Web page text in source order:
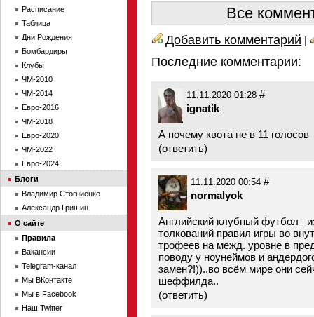
Все
Добавить комментарий |
Последние комментарии:
11.11.2020 01:28 #
ignatik
А почему квота не в 11 голосов
(ответить)
11.11.2020 00:54 #
normalyok
Английский клубный футбол_
толкований правил игры во
трофеев на межд. уровне в
поводу у ноунеймов и
замен?!))..во всём мире они
шеффилда..
(ответить)
Расписание
Таблица
Дни Рождения
Бомбардиры
Клубы
ЧМ-2010
ЧМ-2014
Евро-2016
ЧМ-2018
Евро-2020
ЧМ-2022
Евро-2024
Блоги
Владимир Стогниенко
Александр Гришин
О сайте
Правила
Вакансии
Telegram-канал
Мы ВКонтакте
Мы в Facebook
Наш Twitter